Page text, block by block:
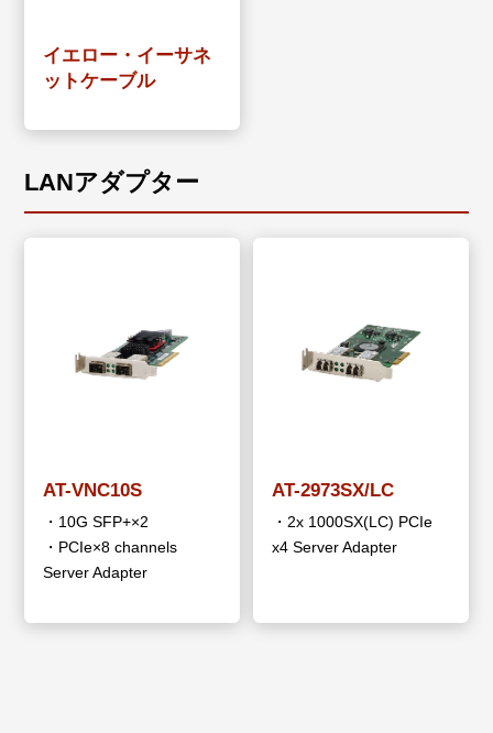
イエロー・イーサネ
ットケーブル
LANアダプター
AT-VNC10S
・10G SFP+×2
・PCIe×8 channels
Server Adapter
AT-2973SX/LC
・2x 1000SX(LC) PCIe
x4 Server Adapter